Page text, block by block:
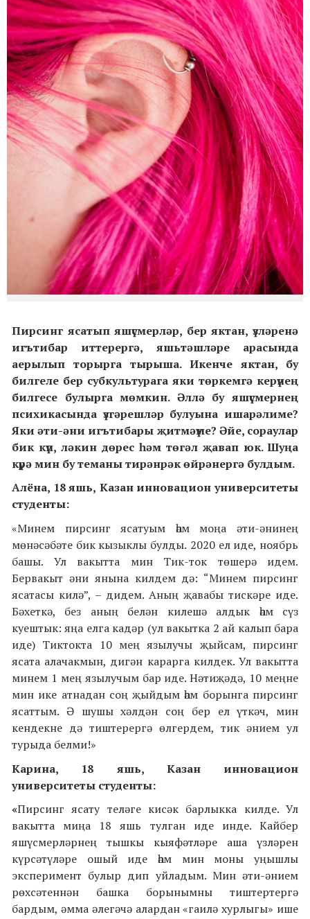
Пирсинг ясатып яшүсмерләр, бер яктан, үзләренә
игътибар иттерергә, яшьтәшләре арасында
аерылып торырга тырыша. Икенче яктан, бу
билгеле бер субкультурага яки төркемгә керүнең
билгесе булырга мөмкин. Әллә бу яшүсмернең
психикасында үзгәрешләр булуына ишарәлиме?
Яки әти-әни игътибары җитмәүме? Әйе, сораулар
бик күп, ләкин дөрес һәм төгәл җавап юк. Шуңа
күрә мин бу теманы тирәнрәк өйрәнергә булдым.
Алёна, 18 яшь, Казан инновацион университеты
студенты:
«Минем пирсинг ясатуым һәм моңа әти-әнинең
мөнәсәбәте бик кызыклы булды. 2020 ел иде, ноябрь
башы. Ул вакытта мин Тик-ток төшерә идем.
Бервакыт әни янына килдем дә: “Минем пирсинг
ясатасы килә”, – дидем. Аның җавабы тискәре иде.
Бәхеткә, без аның белән килешә алдык һәм сүз
куештык: яңа елга кадәр (ул вакытка 2 ай калып бара
иде) Тиктокта 10 мең язылучы җыйсам, пирсинг
ясата алачакмын, дигән карарга килдек. Ул вакытта
минем 1 мең язылучым бар иде. Нәтиҗәдә, 10 меңне
мин ике атнадан соң җыйдым һәм борынга пирсинг
ясаттым. Ә шушы хәлдән соң бер ел үткәч, мин
кендекне дә тиштерергә өлгердем, тик әнием ул
турыда белми!»
Карина, 18 яшь, Казан инновацион
университеты студенты:
«Пирсинг ясату теләге кисәк барлыкка килде. Ул
вакытта миңа 18 яшь тулган иде инде. Кайбер
яшүсмерләрнең тышкы кыяфәтләре аша үзләрен
күрсәтүләре ошый иде һәм мин моны уңышлы
эксперимент булыр дип уйладым. Мин әти-әнием
рөхсәтеннән башка борынымны тиштертергә
бардым, әмма әлегәчә алардан «гаилә хурлыгы» ише